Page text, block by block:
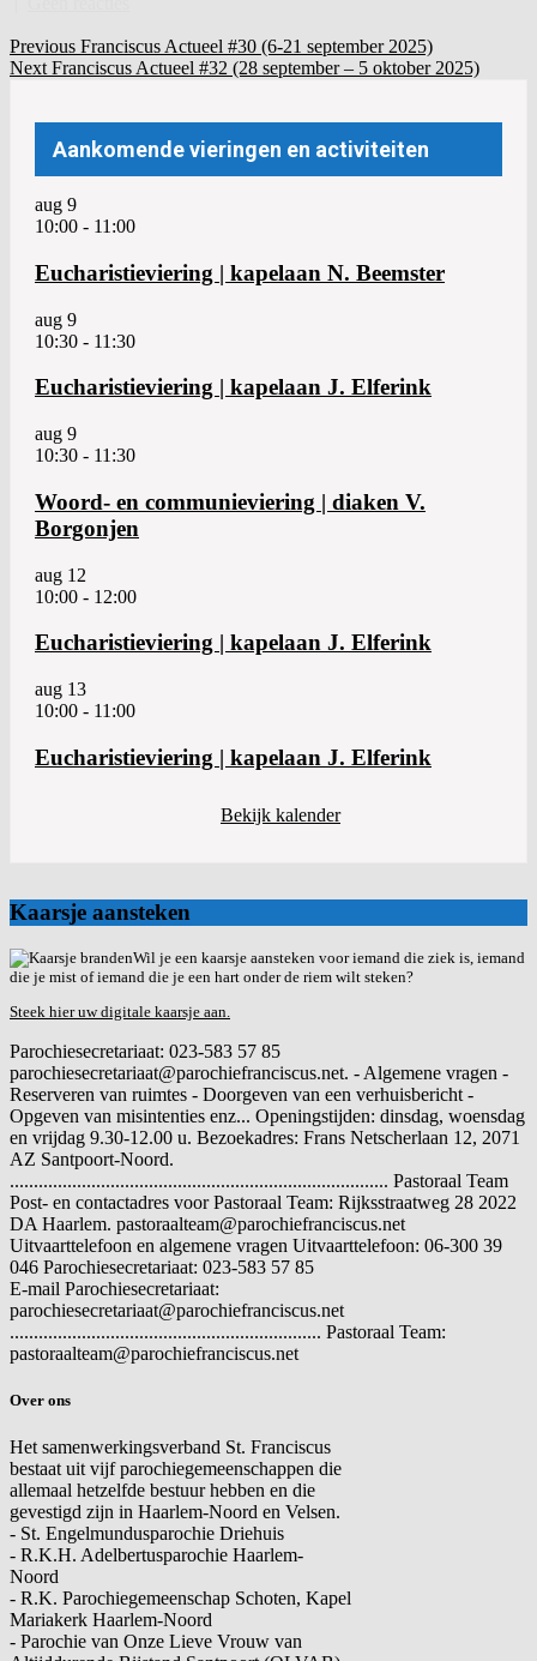
Post
navigation
Bericht
navigatie
Previous Previous
Post:
Franciscus Actueel #30 (6-21 september 2025)
Next Next
Franciscus Actueel #32 (28 september – 5 oktober 2025)
Aankomende vieringen en activiteiten
aug 9
10:00 - 11:00
Eucharistieviering | kapelaan N. Beemster
aug 9
10:30 - 11:30
Eucharistieviering | kapelaan J. Elferink
aug 9
10:30 - 11:30
Woord- en communieviering | diaken V.
Borgonjen
aug 12
10:00 - 12:00
Eucharistieviering | kapelaan J. Elferink
aug 13
10:00 - 11:00
Eucharistieviering | kapelaan J. Elferink
Bekijk kalender
Kaarsje aansteken
Wil je een kaarsje aansteken voor iemand die ziek is, iemand
die je mist of iemand die je een hart onder de riem wilt steken?
Steek hier uw digitale kaarsje aan.
Parochiesecretariaat: 023-583 57 85
parochiesecretariaat@parochiefranciscus.net. - Algemene vragen -
Reserveren van ruimtes - Doorgeven van een verhuisbericht -
Opgeven van misintenties enz... Openingstijden: dinsdag, woensdag
en vrijdag 9.30-12.00 u. Bezoekadres: Frans Netscherlaan 12, 2071
AZ Santpoort-Noord.
............................................................................... Pastoraal Team
Post- en contactadres voor Pastoraal Team: Rijksstraatweg 28 2022
DA Haarlem. pastoraalteam@parochiefranciscus.net
Uitvaarttelefoon en algemene vragen Uitvaarttelefoon: 06-300 39
046 Parochiesecretariaat: 023-583 57 85
E-mail Parochiesecretariaat:
parochiesecretariaat@parochiefranciscus.net
................................................................. Pastoraal Team:
pastoraalteam@parochiefranciscus.net
Over ons
Het samenwerkingsverband St. Franciscus
bestaat uit vijf parochiegemeenschappen die
allemaal hetzelfde bestuur hebben en die
gevestigd zijn in Haarlem-Noord en Velsen.
- St. Engelmundusparochie Driehuis
- R.K.H. Adelbertusparochie Haarlem-
Noord
- R.K. Parochiegemeenschap Schoten, Kapel
Mariakerk Haarlem-Noord
- Parochie van Onze Lieve Vrouw van